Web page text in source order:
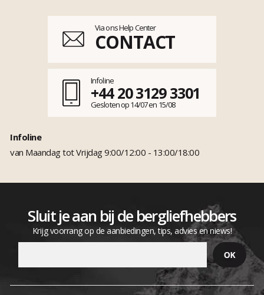
Via ons Help Center
CONTACT
Infoline
+44 20 3129 3301
Gesloten op 14/07 en 15/08
Infoline
van Maandag tot Vrijdag 9:00/12:00 - 13:00/18:00
Sluit je aan bij de bergliefhebbers
Krijg voorrang op de aanbiedingen, tips, advies en niews!